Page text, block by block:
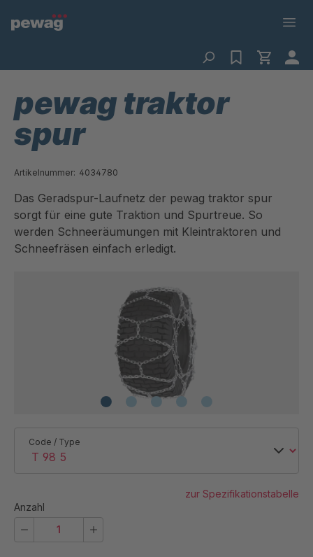
pewag traktor
spur
Artikelnummer: 4034780
Das Geradspur-Laufnetz der pewag traktor spur
sorgt für eine gute Traktion und Spurtreue. So
werden Schneeräumungen mit Kleintraktoren und
Schneefräsen einfach erledigt.
Code / Type
zur Spezifikationstabelle
Anzahl